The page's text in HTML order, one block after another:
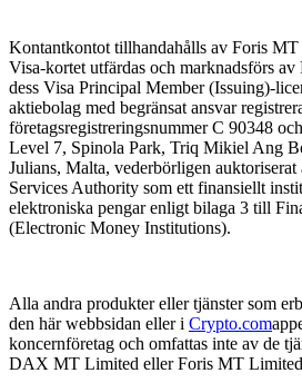
Kontantkontot tillhandahålls av Foris
Visa-kortet utfärdas och marknadsförs
dess Visa Principal Member (Issuing)-
aktiebolag med begränsat ansvar
företagsregistreringsnummer C 90348
Level 7, Spinola Park, Triq Mikiel Ang
Julians, Malta, vederbörligen
Services Authority som ett finansiellt
elektroniska pengar enligt bilaga 3 till
(Electronic Money Institutions).
Alla andra produkter eller tjänster som
den här webbsidan eller i Crypto.com
koncernföretag och omfattas inte av de
DAX MT Limited eller Foris MT